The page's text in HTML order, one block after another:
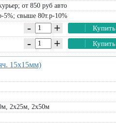
1 штука:800руб
В корзину
от 850 руб авто
5%; свыше 80т.р-10%
- + Купить
- + Купить
15х15мм)
2х25м, 2х50м